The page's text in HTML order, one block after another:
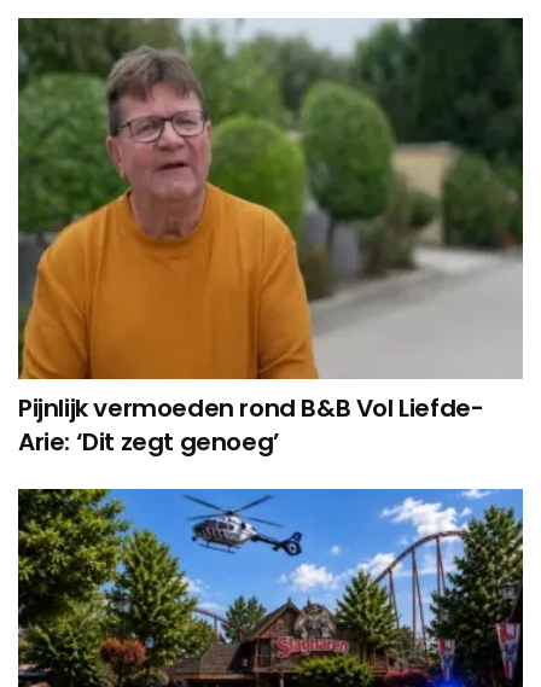
Pijnlijk vermoeden rond B&B Vol Liefde-
Arie: ‘Dit zegt genoeg’